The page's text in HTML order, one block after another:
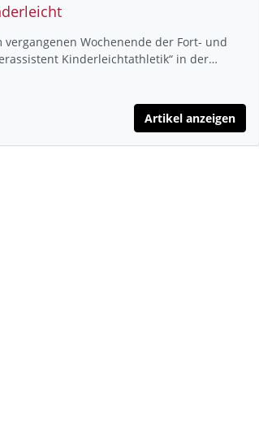
Wochenende der Fort- und
Kinderleichtathletik“ in der…
Artikel anzeigen